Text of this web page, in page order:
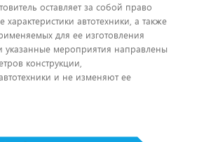
оставляет за собой право
характеристики автотехники, а также
для ее изготовления
указанные мероприятия направлены
конструкции,
и не изменяют ее